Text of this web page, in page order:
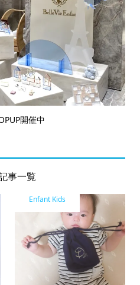
開催中
事一覧
Enfant Kids